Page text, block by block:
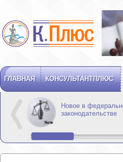
ГЛАВНАЯ КОНСУЛЬТАНТПЛЮС
Новое в
законодательстве